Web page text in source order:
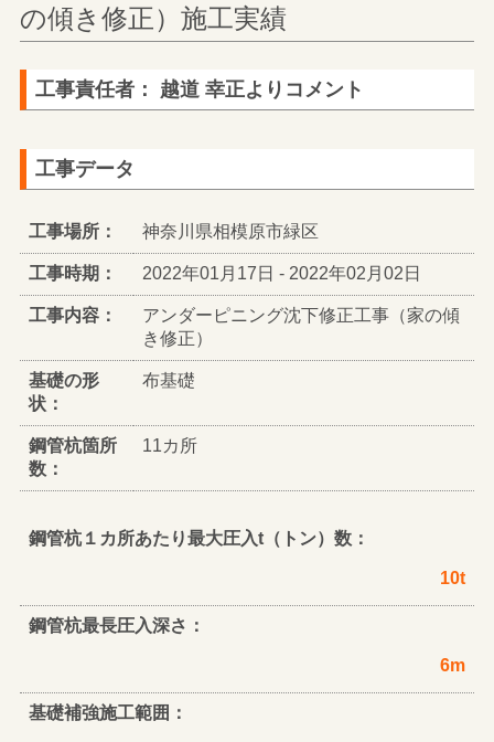
の傾き修正）施工実績
工事責任者： 越道 幸正よりコメント
工事データ
工事場所： 神奈川県相模原市緑区
工事時期： 2022年01月17日 - 2022年02月02日
工事内容：
アンダーピニング沈下修正工事（家の傾
き修正）
基礎の形
状：
布基礎
鋼管杭箇所
数：
11カ所
鋼管杭１カ所あたり最大圧入t（トン）数：
10t
鋼管杭最長圧入深さ：
6m
基礎補強施工範囲：